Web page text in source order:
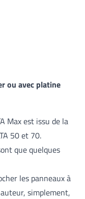
ou avec platine
Max est issu de la
50 et 70.
que quelques
les panneaux à
simplement,